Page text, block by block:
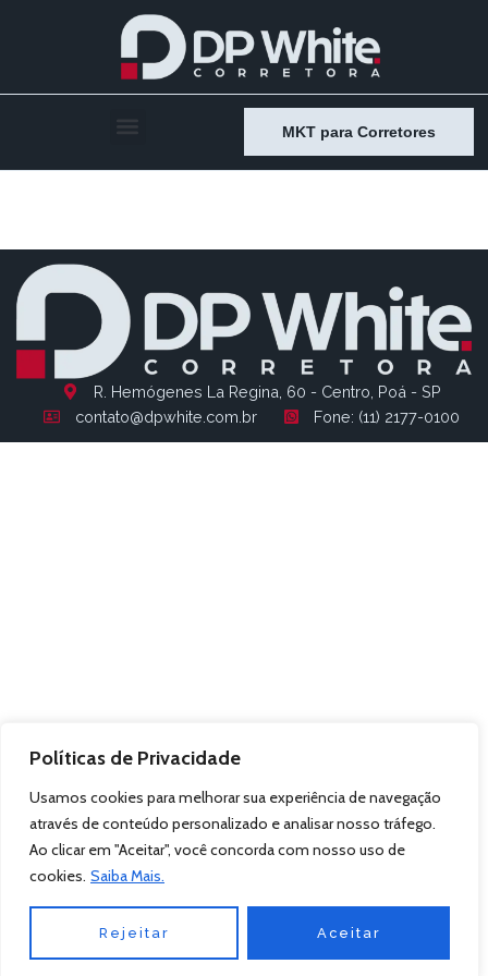
Políticas de Privacidade
Usamos cookies para melhorar sua experiência de navegação
através de conteúdo personalizado e analisar nosso tráfego.
Ao clicar em "Aceitar", você concorda com nosso uso de
cookies. Saiba Mais.
Rejeitar Aceitar
MKT para Corretores
R. Hemógenes La Regina, 60 - Centro, Poá - SP
contato@dpwhite.com.br
Fone: (11) 2177-0100